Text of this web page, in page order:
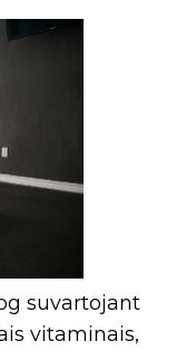
suvartojant
vitaminais,